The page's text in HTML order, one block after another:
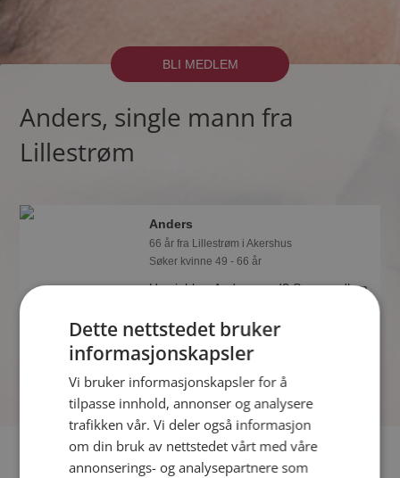
BLI MEDLEM
Anders, single mann fra
Lillestrøm
Anders
66 år fra Lillestrøm i Akershus
Søker kvinne 49 - 66 år
Hva jobber Anders med? Som medlem
detaljer om de single.
Fler single
Dette nettstedet bruker
informasjonskapsler
Vi bruker informasjonskapsler for å
tilpasse innhold, annonser og analysere
trafikken vår. Vi deler også informasjon
om din bruk av nettstedet vårt med våre
annonserings- og analysepartnere som